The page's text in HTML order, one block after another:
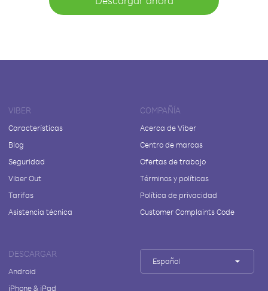
VIBER
Características
Blog
Seguridad
Viber Out
Tarifas
Asistencia técnica
COMPAÑÍA
Acerca de Viber
Centro de marcas
Ofertas de trabajo
Términos y políticas
Política de privacidad
Customer Complaints Code
DESCARGAR
Android
iPhone & iPad
Español